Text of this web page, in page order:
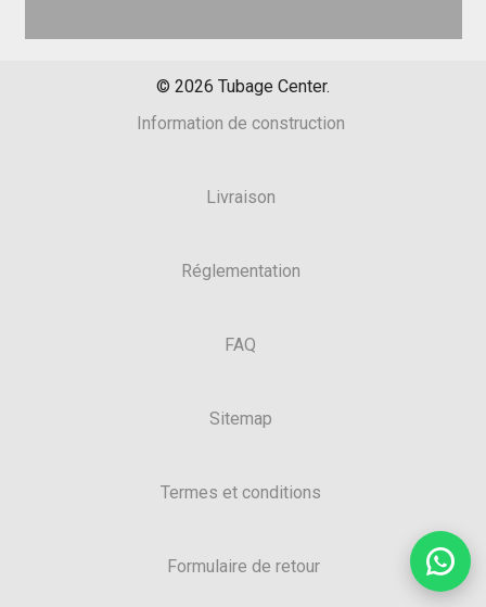
© 2026 Tubage Center.
Information de construction
Livraison
Réglementation
FAQ
Sitemap
Termes et conditions
Formulaire de retour